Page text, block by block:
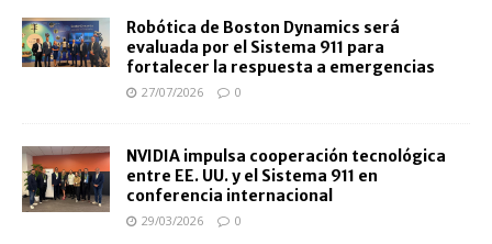
Robótica de Boston Dynamics será
evaluada por el Sistema 911 para
fortalecer la respuesta a emergencias
27/07/2026 0
NVIDIA impulsa cooperación tecnológica
entre EE. UU. y el Sistema 911 en
conferencia internacional
29/03/2026 0